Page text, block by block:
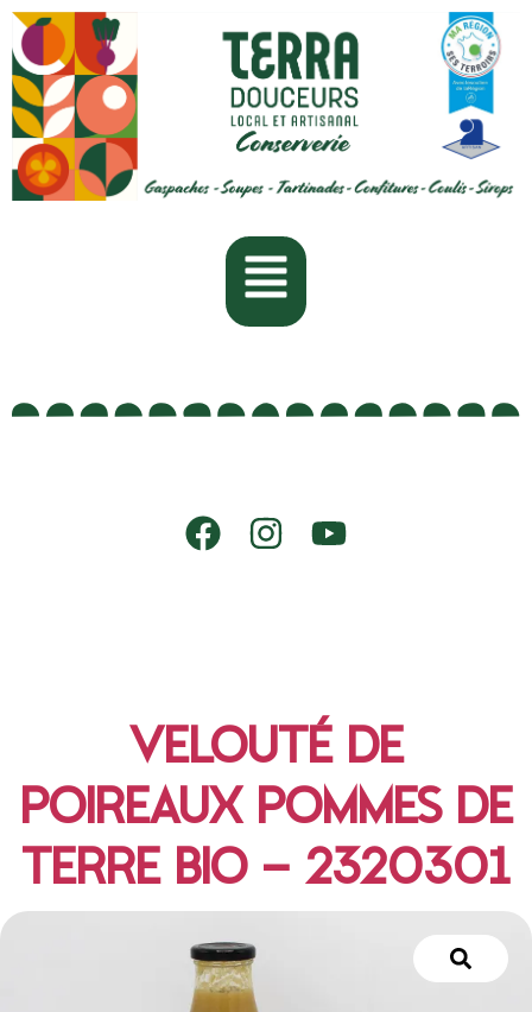
VELOUTÉ DE
POIREAUX POMMES DE
TERRE BIO – 2320301